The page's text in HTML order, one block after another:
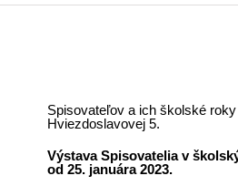
Spisovateľov a ich školské
Hviezdoslavovej 5.
Výstava Spisovatelia v
od 25. januára 2023.